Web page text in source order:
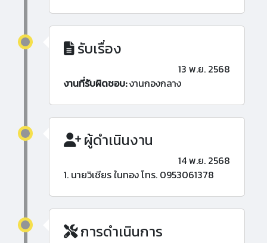
รับเรื่อง
13 พ.ย. 2568
งานที่รับผิดชอบ:งานกองกลาง
ผู้ดำเนินงาน
14 พ.ย. 2568
1. นายวิเชียร ในทอง โทร. 0953061378
การดำเนินการ